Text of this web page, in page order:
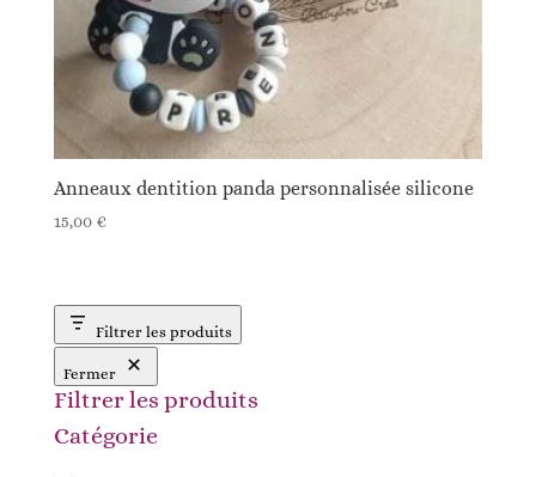
Anneaux dentition panda personnalisée silicone
15,00 €
Filtrer les produits
Fermer
Filtrer les produits
Catégorie